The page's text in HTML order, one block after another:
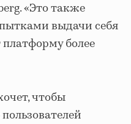
«Это также
выдачи себя
платформу более
чтобы